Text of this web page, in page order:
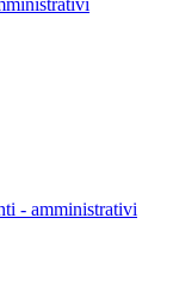
- amministrativi